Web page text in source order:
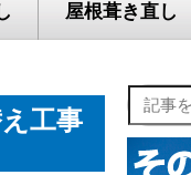
屋根葺き直し
工事
記事を